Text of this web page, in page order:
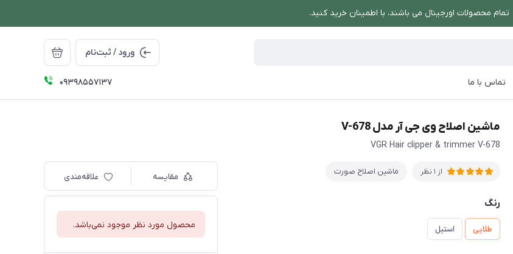
تمام محصولات اورجینال می باشند، با اطمینان خرید کنید.
ورود / ثبت‌نام
تماس با ما 09398557137
ماشین اصلاح وی جی آر مدل V-678
ماشین اصلاح وی جی آر مدل V-678
VGR Hair clipper & trimmer V-678
از 1 نظر ماشین اصلاح صورت
رنگ
طلایی استیل
مقایسه علاقه‌مندی
محصول مورد نظر موجود نمی‌باشد.